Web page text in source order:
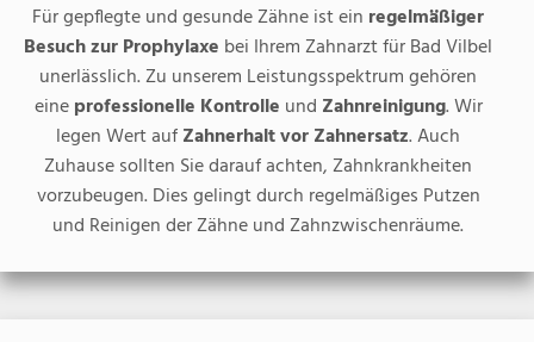
Für gepflegte und gesunde Zähne ist ein regelmäßiger
Besuch zur Prophylaxe bei Ihrem Zahnarzt für Bad Vilbel
unerlässlich. Zu unserem Leistungsspektrum gehören
eineprofessionelle Kontrolle und Zahnreinigung. Wir
legen Wert aufZahnerhalt vor Zahnersatz. Auch
Zuhause sollten Sie darauf achten, Zahnkrankheiten
vorzubeugen. Dies gelingt durch regelmäßiges Putzen
und Reinigen der Zähne und Zahnzwischenräume.